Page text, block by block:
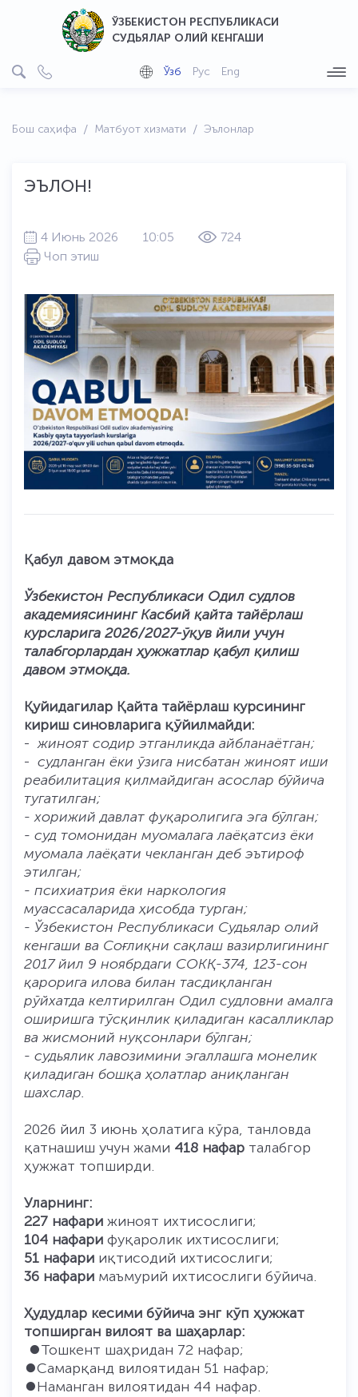
ЎЗБЕКИСТОН РЕСПУБЛИКАСИ
СУДЬЯЛАР ОЛИЙ КЕНГАШИ
Ўзб Рус Eng
Бош саҳифа Матбуот хизмати Эълонлар
ЭЪЛОН!
4 Июнь 2026 10:05
724
Чоп этиш
Қабул давом этмоқда
Ўзбекистон Республикаси Одил судлов
академиясининг Касбий қайта тайёрлаш
курсларига 2026/2027-ўқув йили учун
талабгорлардан ҳужжатлар қабул қилиш
давом этмоқда.
Қуйидагилар Қайта тайёрлаш курсининг
кириш синовларига қўйилмайди:
-жиноят содир этганликда айбланаётган;
- судланган ёки ўзига нисбатан жиноят иши
реабилитация қилмайдиган асослар бўйича
тугатилган;
- хорижий давлат фуқаролигига эга бўлган;
- суд томонидан муомалага лаёқатсиз ёки
муомала лаёқати чекланган деб эътироф
этилган;
- психиатрия ёки наркология
муассасаларида ҳисобда турган;
- Ўзбекистон Республикаси Судьялар олий
кенгаши ва Соғлиқни сақлаш вазирлигининг
2017 йил 9 ноябрдаги СОКҚ-374, 123-сон
қарорига илова билан тасдиқланган
рўйхатда келтирилган Одил судловни амалга
оширишга тўсқинлик қиладиган касалликлар
ва жисмоний нуқсонлари бўлган;
- судьялик лавозимини эгаллашга монелик
қиладиган бошқа ҳолатлар аниқланган
шахслар.
2026 йил 3 июнь ҳолатига кўра, танловда
қатнашиш учун жами 418 нафар талабгор
ҳужжат топширди.
Уларнинг:
227 нафари жиноят ихтисослиги;
104 нафари фуқаролик ихтисослиги;
51 нафари иқтисодий ихтисослиги;
36 нафари маъмурий ихтисослиги бўйича.
Ҳудудлар кесими бўйича энг кўп ҳужжат
топширган вилоят ва шаҳарлар:
⏺️Тошкент шаҳридан 72 нафар;
⏺️Самарқанд вилоятидан 51 нафар;
⏺️Наманган вилоятидан 44 нафар.